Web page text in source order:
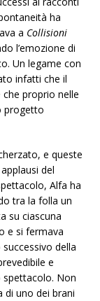
ha
a Collisioni
l’emozione di
Un legame con
infatti che il
proprio nelle
progetto
e queste
del
Alfa ha
tra la folla un
su ciascuna
e si fermava
della
e
Non
di uno dei brani